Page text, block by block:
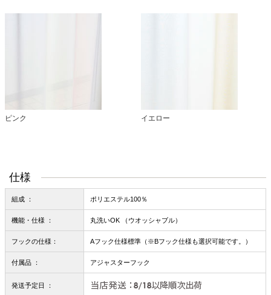
ピンク イエロー
仕様
組成 ： ポリエステル100％
機能・仕様 ： 丸洗いOK （ウオッシャブル）
フックの仕様： Aフック仕様標準（※Bフック仕様も選択可能です。）
付属品 ： アジャスターフック
発送予定日 ：